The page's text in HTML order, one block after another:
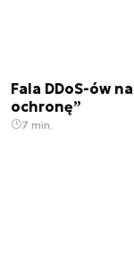
Fala DDoS-ów
ochronę”
7 min.